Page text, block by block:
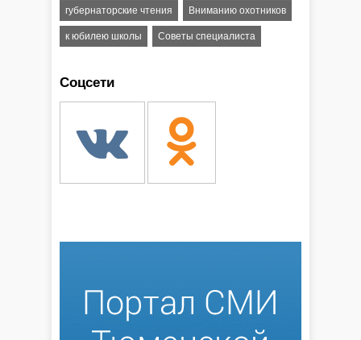
губернаторские чтения Вниманию охотников
к юбилею школы Советы специалиста
Соцсети